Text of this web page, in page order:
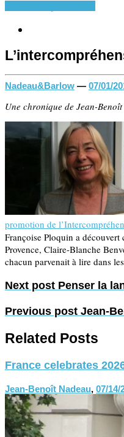
Nadeau&Barlow — 07/01/
Une chronique de Jean-
promotion de
Françoise Ploquin a découvert
Provence, Claire-Blanche
chacun parvenait à lire dans
Next post Penser la
Previous post Jean-
Related Posts
France celebrates
Jean-Benoît Nadeau, 07/14/